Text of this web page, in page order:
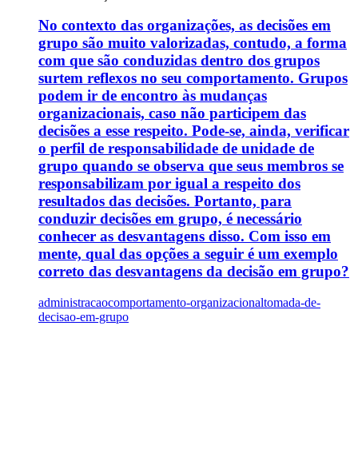
No contexto das organizações, as decisões em
grupo são muito valorizadas, contudo, a forma
com que são conduzidas dentro dos grupos
surtem reflexos no seu comportamento. Grupos
podem ir de encontro às mudanças
organizacionais, caso não participem das
decisões a esse respeito. Pode-se, ainda, verificar
o perfil de responsabilidade de unidade de
grupo quando se observa que seus membros se
responsabilizam por igual a respeito dos
resultados das decisões. Portanto, para
conduzir decisões em grupo, é necessário
conhecer as desvantagens disso. Com isso em
mente, qual das opções a seguir é um exemplo
correto das desvantagens da decisão em grupo?
administracaocomportamento-organizacionaltomada-de-
decisao-em-grupo